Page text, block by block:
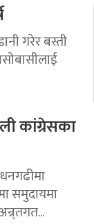
गरेर बस्ती
कांग्रेसका
समुदायमा